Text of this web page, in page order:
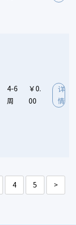
4-6
周
￥0.
00
详
情
4 5 >